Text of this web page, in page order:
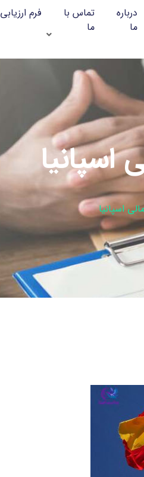
درباره
ما
تماس با
ما
فرم ارزیابی
اسپانیا
اسپانیا